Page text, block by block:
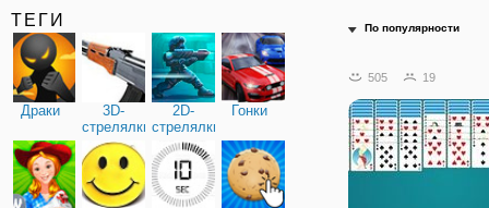
ТЕГИ
Драки
3D-
стрелялки
2D-
стрелялки
Гонки
По популярности
505 19